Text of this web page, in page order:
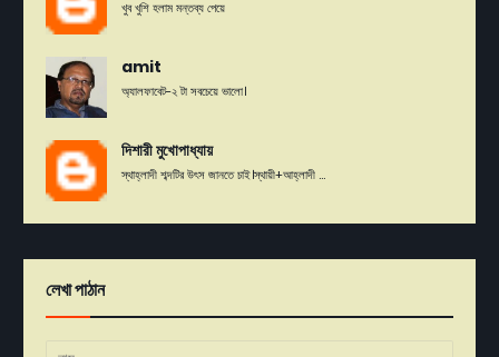
খুব খুশি হলাম মন্তব্য পেয়ে
amit
অ্যালফাবেট-২ টা সবচেয়ে ভালো।
দিশারী মুখোপাধ্যায়
স্থাহ্লাদী শব্দটির উৎস জানতে চাই।স্থায়ী+আহ্লাদী ...
লেখা পাঠান